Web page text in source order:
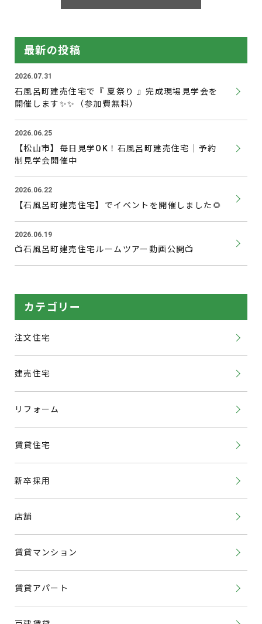
最新の投稿
2026.07.31
石風呂町建売住宅で『 夏祭り 』完成現場見学会を
開催します✨✨（参加費無料）
2026.06.25
【松山市】毎日見学OK！石風呂町建売住宅｜予約
制見学会開催中
2026.06.22
【石風呂町建売住宅】でイベントを開催しました🌻
2026.06.19
📺石風呂町建売住宅ルームツアー動画公開📺
カテゴリー
注文住宅
建売住宅
リフォーム
賃貸住宅
新卒採用
店舗
賃貸マンション
賃貸アパート